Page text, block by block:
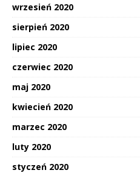
wrzesień 2020
sierpień 2020
lipiec 2020
czerwiec 2020
maj 2020
kwiecień 2020
marzec 2020
luty 2020
styczeń 2020